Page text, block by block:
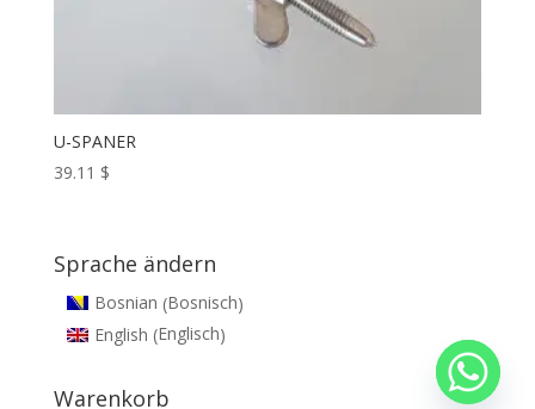
U-SPANER
39.11 $
Sprache ändern
Bosnian (Bosnisch)
English (Englisch)
Warenkorb